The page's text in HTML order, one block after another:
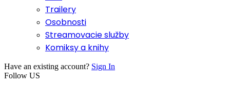
Trailery
Osobnosti
Streamovacie služby
Komiksy a knihy
Have an existing account? Sign In
Follow US